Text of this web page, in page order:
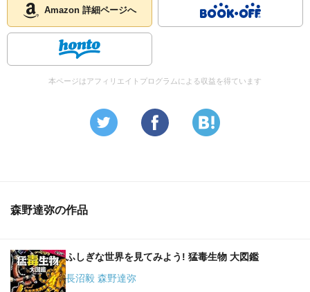
Amazon 詳細ページへ
本ページはアフィリエイトプログラムによる収益を得ています
森野達弥の作品
ふしぎな世界を見てみよう! 猛毒生物 大図鑑
長沼毅 森野達弥